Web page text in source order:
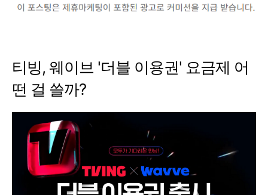
티빙, 웨이브 '더블 이용권' 요금제 어
떤 걸 쓸까?